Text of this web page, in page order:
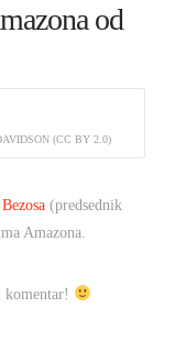
od
(CC BY 2.0)
(predsednik
Amazona.